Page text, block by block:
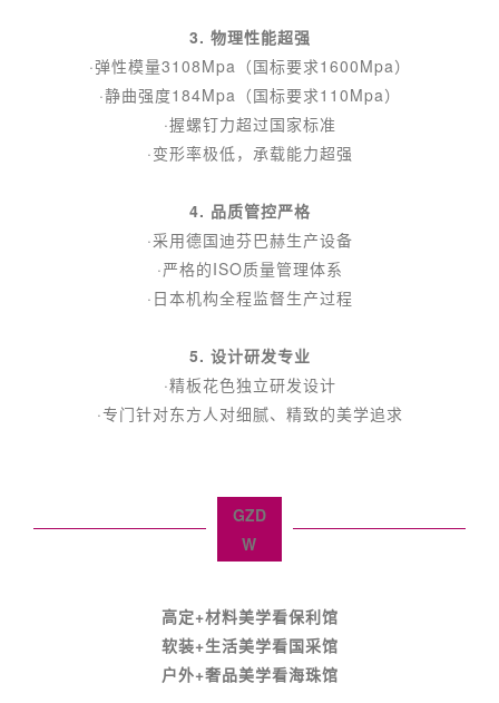
3. 物理性能超强
·弹性模量3108Mpa（国标要求1600Mpa）
·静曲强度184Mpa（国标要求110Mpa）
·握螺钉力超过国家标准
·变形率极低，承载能力超强
4. 品质管控严格
·采用德国迪芬巴赫生产设备
·严格的ISO质量管理体系
·日本机构全程监督生产过程
5. 设计研发专业
·精板花色独立研发设计
·专门针对东方人对细腻、精致的美学追求
GZD
W
高定+材料美学看保利馆
软装+生活美学看国采馆
户外+奢品美学看海珠馆